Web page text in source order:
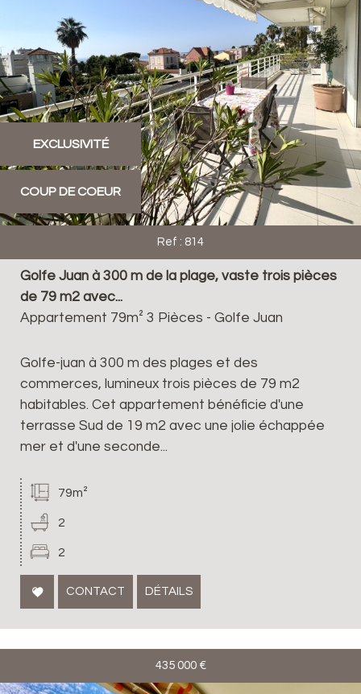
EXCLUSIVITÉ
COUP DE COEUR
Ref : 814
Golfe Juan à 300 m de la plage, vaste trois pièces
de 79 m2 avec...
Appartement 79m² 3 Pièces - Golfe Juan
Golfe-juan à 300 m des plages et des
commerces, lumineux trois pièces de 79 m2
habitables. Cet appartement bénéficie d'une
terrasse Sud de 19 m2 avec une jolie échappée
mer et d'une seconde...
79m²
2
2
CONTACT DÉTAILS
435 000 €